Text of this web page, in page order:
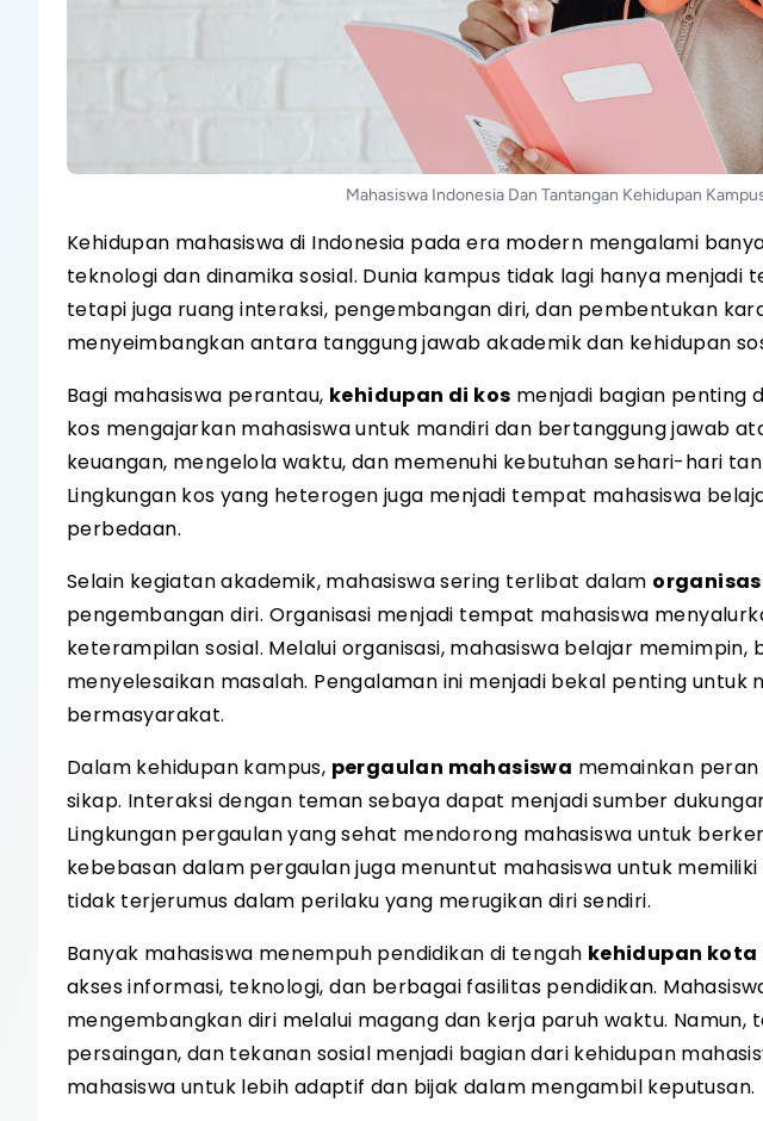
Mahasiswa Indonesia Dan Tantangan Kehidupan
Kehidupan mahasiswa di Indonesia pada era modern mengalami
teknologi dan dinamika sosial. Dunia kampus tidak lagi hanya
tetapi juga ruang interaksi, pengembangan diri, dan pembentukan
menyeimbangkan antara tanggung jawab akademik dan kehidupan
Bagi mahasiswa perantau, kehidupan di kos menjadi bagian penting
kos mengajarkan mahasiswa untuk mandiri dan bertanggung jawab
keuangan, mengelola waktu, dan memenuhi kebutuhan sehari-hari
Lingkungan kos yang heterogen juga menjadi tempat mahasiswa
perbedaan.
Selain kegiatan akademik, mahasiswa sering terlibat dalam
pengembangan diri. Organisasi menjadi tempat mahasiswa
keterampilan sosial. Melalui organisasi, mahasiswa belajar memimpin,
menyelesaikan masalah. Pengalaman ini menjadi bekal penting untuk
bermasyarakat.
Dalam kehidupan kampus, pergaulan mahasiswa memainkan
sikap. Interaksi dengan teman sebaya dapat menjadi sumber
Lingkungan pergaulan yang sehat mendorong mahasiswa untuk
kebebasan dalam pergaulan juga menuntut mahasiswa untuk
tidak terjerumus dalam perilaku yang merugikan diri sendiri.
Banyak mahasiswa menempuh pendidikan di tengah kehidupan kota
akses informasi, teknologi, dan berbagai fasilitas pendidikan.
mengembangkan diri melalui magang dan kerja paruh waktu.
persaingan, dan tekanan sosial menjadi bagian dari kehidupan
mahasiswa untuk lebih adaptif dan bijak dalam mengambil keputusan.